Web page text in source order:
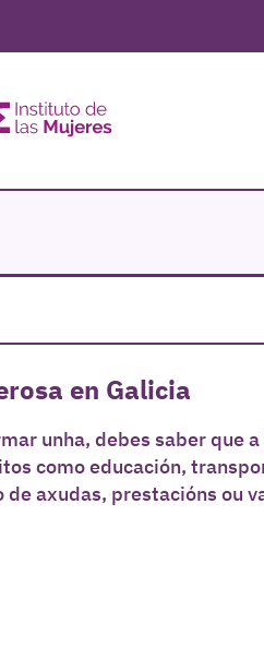
en Galicia
unha, debes saber que
como educación,
axudas, prestacións ou